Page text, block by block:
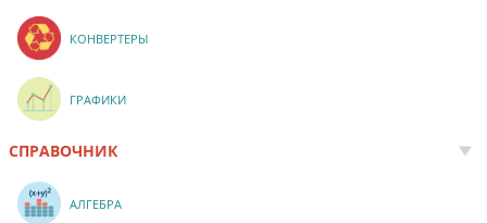
КОНВЕРТЕРЫ
ГРАФИКИ
СПРАВОЧНИК
АЛГЕБРА